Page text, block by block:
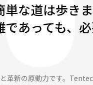
な道は歩きま
であっても、
革新の原動力です。